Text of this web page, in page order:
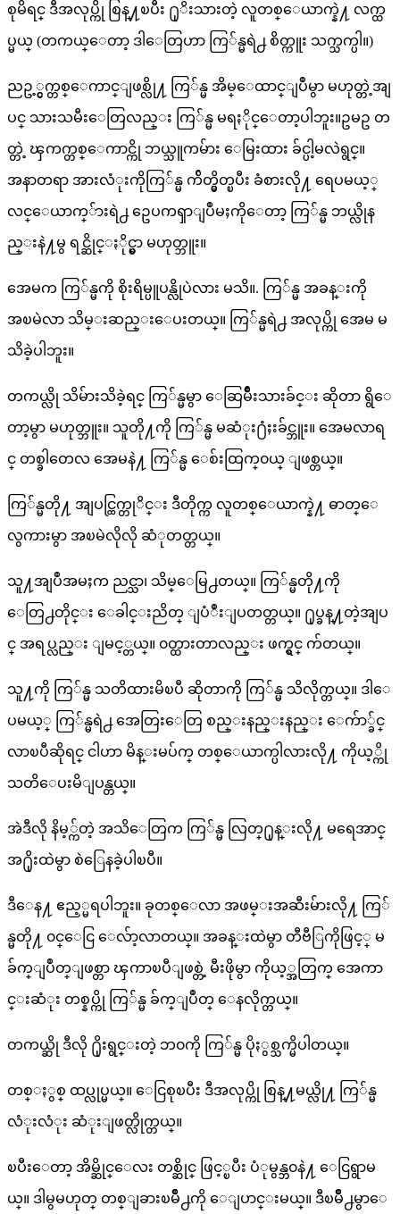
စုမိရင္ ဒီအလုပ္ကို စြန္႔ၿပီး ႐ုိးသားတဲ့ လူတစ္ေယာက္နဲ႔ လက္ထ
ပ္မယ္ (တကယ္ေတာ့ ဒါေတြဟာ ကြ်န္မရဲ႕ စိတ္ကူး သက္သက္ပါ။)
ညဥ့္ငွက္တစ္ေကာင္ျဖစ္လို႔ ကြ်န္မ အိမ္ေထာင္ျပဳမွာ မဟုတ္တဲ့အျ
ပင္ သားသမီးေတြလည္း ကြ်န္မ မရႏိုင္ေတာ့ပါဘူး။ဥမဥ တ
တ္တဲ့ ၾကက္တစ္ေကာင္ကို ဘယ္သူကမ်ား ေမြးထား ခ်င္ပါ့မလဲရွင္။
အနာတရာ အားလံုးကိုကြ်န္မ က်ိတ္မွိတ္ၿပီး ခံစားလို႔ ရေပမယ့္
လင္ေယာက္်ားရဲ႕ ဥေပကၡာျပဳမႈကိုေတာ့ ကြ်န္မ ဘယ္လိုန
ည္းနဲ႔မွ ရင္ဆိုင္ႏိုင္မွာ မဟုတ္ဘူး။
အေမက ကြ်န္မကို စိုးရိမ္ပူပန္လိုပဲလား မသိ။. ကြ်န္မ အခန္းကို
အၿမဲလာ သိမ္းဆည္းေပးတယ္။ ကြ်န္မရဲ႕ အလုပ္ကို အေမ မ
သိခဲ့ပါဘူး။
တကယ္လို သိမ်ားသိခဲ့ရင္ ကြ်န္မမွာ ေဆြမ်ဳိးသားခ်င္း ဆိုတာ ရွိေ
တာ့မွာ မဟုတ္ဘူး။ သူတို႔ကို ကြ်န္မ မဆံုး႐ံႈးခ်င္ဘူး။ အေမလာရ
င္ တစ္ခါတေလ အေမနဲ႔ ကြ်န္မ ေစ်းထြက္၀ယ္ ျဖစ္တယ္။
ကြ်န္မတို႔ အျပင္ထြက္တုိင္း ဒီတိုက္က လူတစ္ေယာက္နဲ႔ ဓာတ္ေ
လွကားမွာ အၿမဲလိုလို ဆံုတတ္တယ္။
သူ႔အျပဳအမႈက ညင္သာ၊ သိမ္ေမြ႕တယ္။ ကြ်န္မတို႔ကို
ေတြ႕တိုင္း ေခါင္းညိတ္ ျပံဳးျပတတ္တယ္။ ႐ုပ္ခန္႔တဲ့အျပ
င္ အရပ္လည္း ျမင့္တယ္။ ၀တ္ထားတာလည္း ဖက္ရွင္ က်တယ္။
သူ႔ကို ကြ်န္မ သတိထားမိၿပီ ဆိုတာကို ကြ်န္မ သိလိုက္တယ္။ ဒါေ
ပမယ့္ ကြ်န္မရဲ႕ အေတြးေတြ စည္းနည္းနည္း ေက်ာ္ခ်င္
လာၿပီဆိုရင္ ငါဟာ မိန္းမပ်က္ တစ္ေယာက္ပါလားလို႔ ကိုယ့္ကို
သတိေပးမိျပန္တယ္။
အဲဒီလို နိမ့္က်တဲ့ အသိေတြက ကြ်န္မ လြတ္႐ုန္းလို႔ မရေအာင္
အ႐ိုးထဲမွာ စဲြေနခဲ့ပါၿပီ။
ဒီေန႔ ဧည့္မရပါဘူး။ ခုတစ္ေလာ အဖမ္းအဆီးမ်ားလို႔ ကြ်
န္မတို႔ ၀င္ေငြ ေလ်ာ့လာတယ္။ အခန္းထဲမွာ တီဗီြကိုဖြင့္ မ
ခ်က္ျပဳတ္ျဖစ္တာ ၾကာၿပီျဖစ္တဲ့ မီးဖိုမွာ ကိုယ့္အတြက္ အေကာ
င္းဆံုး တစ္နပ္ကို ကြ်န္မ ခ်က္ျပဳတ္ ေနလိုက္တယ္။
တကယ္ဆို ဒီလို ႐ိုးရွင္းတဲ့ ဘ၀ကို ကြ်န္မ ပိုႏွစ္သက္မိပါတယ္။
တစ္ႏွစ္ ထပ္လုပ္မယ္။ ေငြစုၿပီး ဒီအလုပ္ကို စြန္႔မယ္လို႔ ကြ်န္မ
လံုးလံုး ဆံုးျဖတ္လိုက္တယ္။
ၿပီးေတာ့ အိမ္ဆိုင္ေလး တစ္ဆိုင္ ဖြင့္ၿပီး ပံုမွန္ဘ၀နဲ႔ ေငြရွာမ
ယ္။ ဒါမွမဟုတ္ တစ္ျခားၿမိဳ႕ကို ေျပာင္းမယ္။ ဒီၿမိဳ႕မွာေ